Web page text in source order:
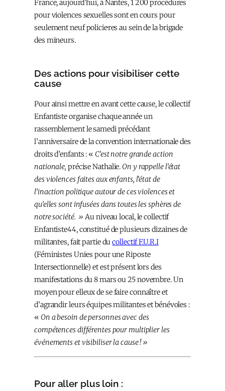
France, aujourd’hui, à Nantes, 1 200 procédures
pour violences sexuelles sont en cours pour
seulement neuf policie·res au sein de la brigade
des mineurs.
Des actions pour visibiliser cette
cause
Pour ainsi mettre en avant cette cause, le collectif
Enfantiste organise chaque année un
rassemblement le samedi précédant
l’anniversaire de la convention internationale des
droits d’enfants : « C’est notre grande action
nationale, précise Nathalie. On y rappelle l’état
des violences faites aux enfants, l’état de
l’inaction politique autour de ces violences et
qu’elles sont infusées dans toutes les sphères de
notre société. » Au niveau local, le collectif
Enfantiste44, constitué de plusieurs dizaines de
militant·es, fait partie ducollectif F.U.R.I
(Féministes Uni·es pour une Riposte
Intersectionnelle) et est présent lors des
manifestations du 8 mars ou 25 novembre. Un
moyen pour elleux de se faire connaître et
d’agrandir leurs équipes militantes et bénévoles :
« On a besoin de personnes avec des
compétences différentes pour multiplier les
événements et visibiliser la cause ! »
Pour aller plus loin :